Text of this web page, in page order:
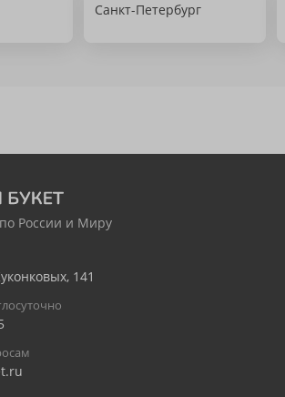
Санкт-Петербург
России и Миру
141